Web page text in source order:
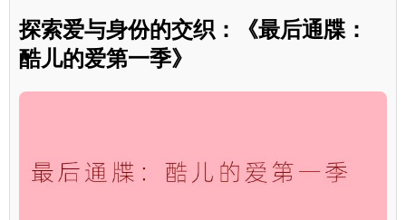
探索爱与身份的交织：《最后通牒：
酷儿的爱第一季》